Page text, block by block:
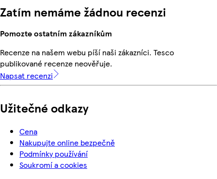
Zatím nemáme žádnou recenzi
Pomozte ostatním zákazníkům
Recenze na našem webu píší naši zákazníci. Tesco
publikované recenze neověřuje.
Napsat recenzi
Užitečné odkazy
Cena
Nakupujte online bezpečně
Podmínky používání
Soukromí a cookies